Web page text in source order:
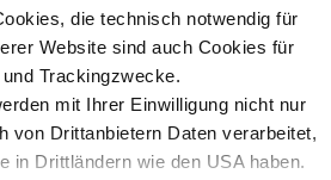
die technisch notwendig für
Website sind auch Cookies für
Trackingzwecke.
mit Ihrer Einwilligung nicht nur
von Drittanbietern Daten verarbeitet,
in Drittländern wie den USA haben.